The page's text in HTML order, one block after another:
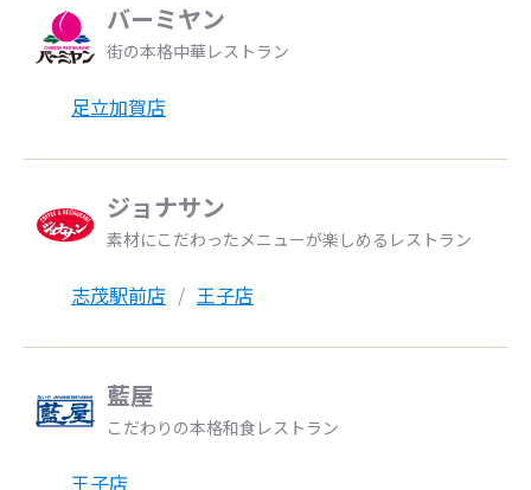
バーミヤン
街の本格中華レストラン
足立加賀店
ジョナサン
素材にこだわったメニューが楽しめるレストラン
志茂駅前店 王子店
藍屋
こだわりの本格和食レストラン
王子店